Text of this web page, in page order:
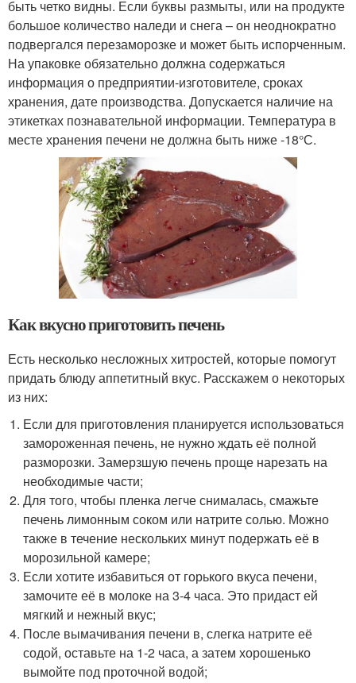
быть четко видны. Если буквы размыты, или на продукте
большое количество наледи и снега – он неоднократно
подвергался перезаморозке и может быть испорченным.
На упаковке обязательно должна содержаться
информация о предприятии-изготовителе, сроках
хранения, дате производства. Допускается наличие на
этикетках познавательной информации. Температура в
месте хранения печени не должна быть ниже -18°С.
Как вкусно приготовить печень
Есть несколько несложных хитростей, которые помогут
придать блюду аппетитный вкус. Расскажем о некоторых
из них:
Если для приготовления планируется использоваться
замороженная печень, не нужно ждать её полной
разморозки. Замерзшую печень проще нарезать на
необходимые части;
Для того, чтобы пленка легче снималась, смажьте
печень лимонным соком или натрите солью. Можно
также в течение нескольких минут подержать её в
морозильной камере;
Если хотите избавиться от горького вкуса печени,
замочите её в молоке на 3-4 часа. Это придаст ей
мягкий и нежный вкус;
После вымачивания печени в, слегка натрите её
содой, оставьте на 1-2 часа, а затем хорошенько
вымойте под проточной водой;